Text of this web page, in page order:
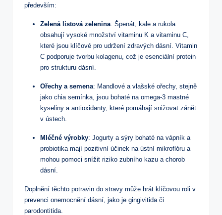
především:
Zelená listová zelenina: Špenát, kale a rukola
obsahují vysoké množství vitaminu K a vitaminu C,
které jsou klíčové pro‌ udržení zdravých dásní. Vitamin
C podporuje ‍tvorbu‌ kolagenu, což je​ esenciální protein
pro strukturu dásní.
Ořechy ‌a semena: Mandlové a vlašské ořechy, stejně
jako chia semínka, jsou bohaté na⁣ omega-3 mastné
kyseliny a antioxidanty, ‍které pomáhají snižovat zánět
v ústech.
Mléčné výrobky: ‌Jogurty a sýry bohaté na vápník a
probiotika ⁢mají pozitivní účinek na ústní mikroflóru a⁣
mohou pomoci ​snížit riziko zubního kazu a ⁣chorob
dásní.
Doplnění těchto potravin do stravy může hrát klíčovou roli v
prevenci onemocnění dásní, ​jako je gingivitida či
⁤parodontitida.